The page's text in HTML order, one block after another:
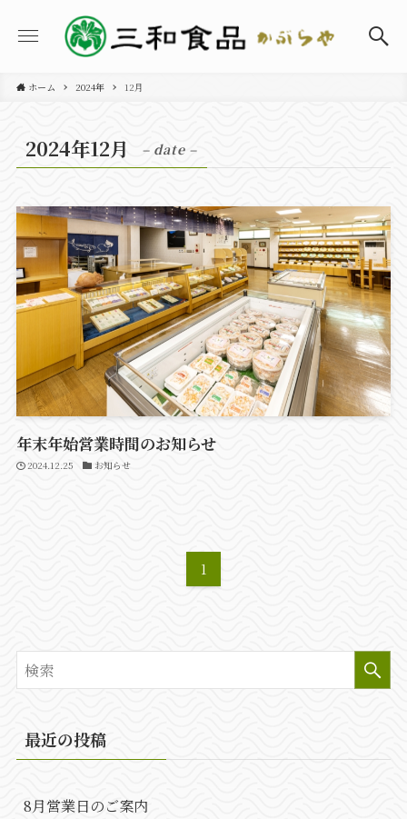
ホーム 2024年 12月
2024年12月 – date –
年末年始営業時間のお知らせ
2024.12.25 お知らせ
1
最近の投稿
8月営業日のご案内